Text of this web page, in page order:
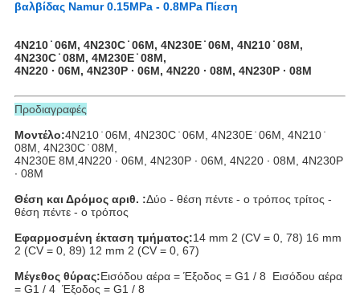
βαλβίδας Namur 0.15MPa - 0.8MPa Πίεση
4N210 ̇ 06M, 4N230C ̇ 06M, 4N230E ̇ 06M, 4N210 ̇ 08M,
4N230C ̇ 08M, 4M230E ̇ 08M,
4N220 ∙ 06M, 4N230P ∙ 06M, 4N220 ∙ 08M, 4N230P ∙ 08M
Προδιαγραφές
Μοντέλο:4N210 ̇ 06M, 4N230C ̇ 06M, 4N230E ̇ 06M, 4N210 ̇
08M, 4N230C ̇ 08M,
4N230E 8M,4N220 ∙ 06M, 4N230P ∙ 06M, 4N220 ∙ 08M, 4N230P
∙ 08M
Θέση και Δρόμος αριθ. :Δύο - θέση πέντε - ο τρόπος τρίτος -
θέση πέντε - ο τρόπος
Εφαρμοσμένη έκταση τμήματος:14 mm 2 (CV = 0, 78) 16 mm
2 (CV = 0, 89) 12 mm 2 (CV = 0, 67)
Μέγεθος θύρας:Εισόδου αέρα = Έξοδος = G1 / 8 ️ Εισόδου αέρα
= G1 / 4 ️ Έξοδος = G1 / 8 ️